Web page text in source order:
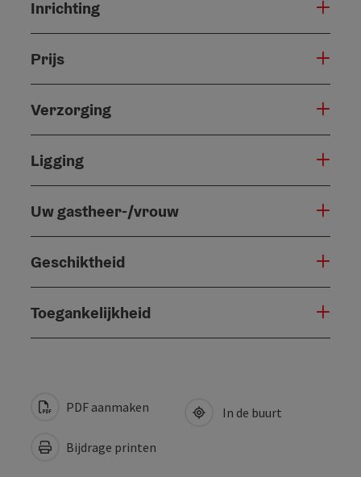
Inrichting
Prijs
Verzorging
Ligging
Uw gastheer-/vrouw
Geschiktheid
Toegankelijkheid
PDF aanmaken
Bijdrage printen
In de buurt